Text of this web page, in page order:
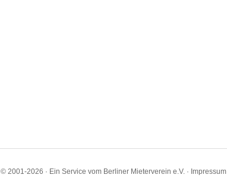
© 2001-2026 · Ein Service vom Berliner Mieterverein e.V. · Impressum